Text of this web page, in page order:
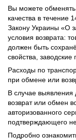
Вы можете
качества в течение
Закону Украины «О
условия возврата:
должен быть
свойства,
Расходы по
при обмене или
В случае выявления
возврат или обмен
авторизованного
подтверждающего
Подробно